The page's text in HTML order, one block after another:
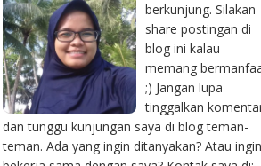
berkunjung. Silakan
share postingan di
blog ini kalau
memang
;) Jangan lupa
tinggalkan
dan tunggu kunjungan saya di blog teman-
teman. Ada yang ingin ditanyakan? Atau ingin